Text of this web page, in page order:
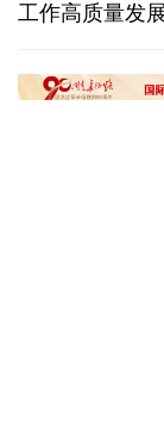
工作高质量发